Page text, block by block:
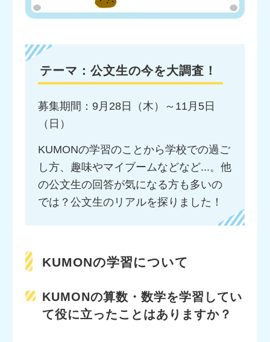
テーマ：公文生の今を大調査！
募集期間：9月28日（木）～11月5日
（日）
KUMONの学習のことから学校での過ご
し方、趣味やマイブームなどなど...。他
の公文生の回答が気になる方も多いの
では？公文生のリアルを探りました！
KUMONの学習について
KUMONの算数・数学を学習してい
て役に立ったことはありますか？